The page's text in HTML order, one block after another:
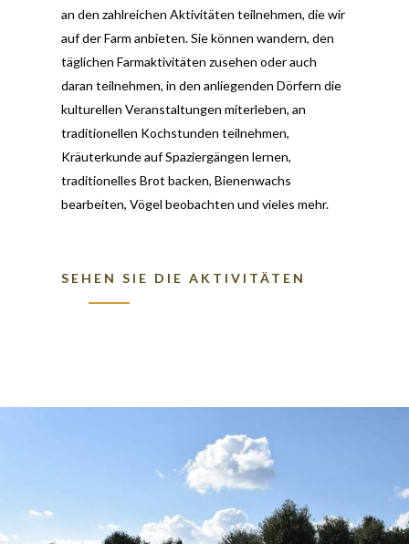
an den zahlreichen Aktivitäten teilnehmen, die wir
auf der Farm anbieten. Sie können wandern, den
täglichen Farmaktivitäten zusehen oder auch
daran teilnehmen, in den anliegenden Dörfern die
kulturellen Veranstaltungen miterleben, an
traditionellen Kochstunden teilnehmen,
Kräuterkunde auf Spaziergängen lernen,
traditionelles Brot backen, Bienenwachs
bearbeiten, Vögel beobachten und vieles mehr.
SEHEN SIE DIE AKTIVITÄTEN